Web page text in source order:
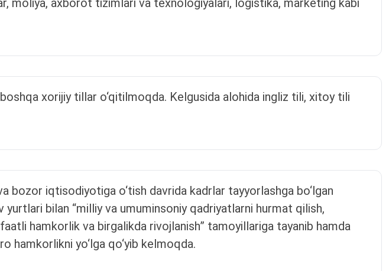
moliya, axborot tizimlari va texnologiyalari, logistika, marketing kabi
xorijiy tillar o‘qitilmoqda. Kelgusida alohida ingliz tili, xitoy tili
iqtisodiyotiga o‘tish davrida kadrlar tayyorlashga bo‘lgan
bilan “milliy va umuminsoniy qadriyatlarni hurmat qilish,
hamkorlik va birgalikda rivojlanish” tamoyillariga tayanib hamda
hamkorlikni yo‘lga qo‘yib kelmoqda.